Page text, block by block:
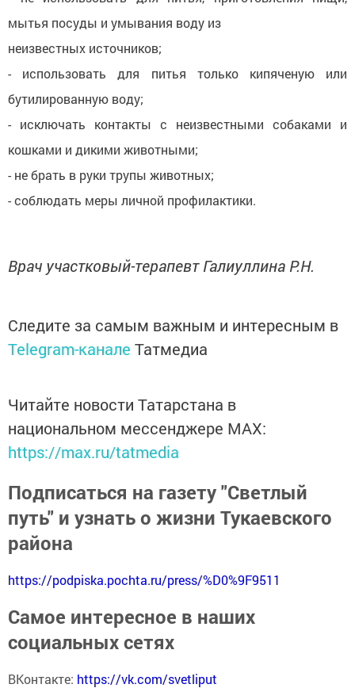
мытья посуды и умывания воду из
неизвестных источников;
- использовать для питья только кипяченую или
бутилированную воду;
- исключать контакты с неизвестными собаками и
кошками и дикими животными;
- не брать в руки трупы животных;
- соблюдать меры личной профилактики.
Врач участковый-терапевт Галиуллина Р.Н.
Следите за самым важным и интересным в
Telegram-канале Татмедиа
Читайте новости Татарстана в
национальном мессенджере MАХ:
https://max.ru/tatmedia
Подписаться на газету "Светлый
путь" и узнать о жизни Тукаевского
района
https://podpiska.pochta.ru/press/%D0%9F9511
Самое интересное в наших
социальных сетях
ВКонтакте: https://vk.com/svetliput